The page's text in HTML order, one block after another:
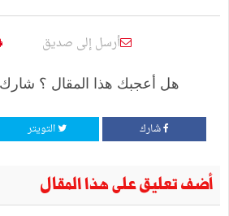
أرسل إلى صديق
هل أعجبك هذا المقال ؟
شارك التويتر
أضف تعليق على هذا المقال